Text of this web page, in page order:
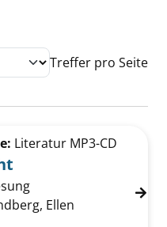
Treffer pro Seite
Das Unrecht anzeigen
Literatur MP3-CD
Ellen